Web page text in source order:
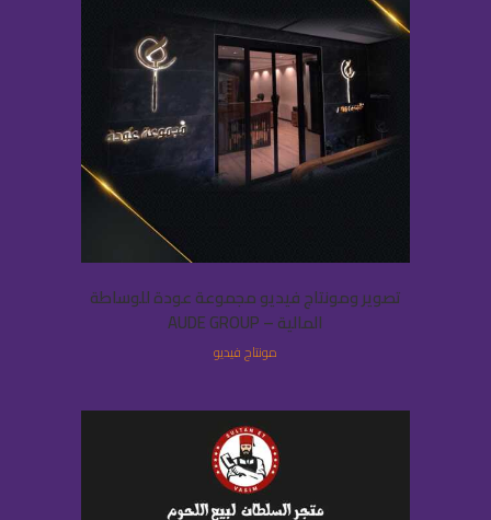
تصوير ومونتاج فيديو مجموعة عودة للوساطة
المالية – AUDE GROUP
مونتاج فيديو